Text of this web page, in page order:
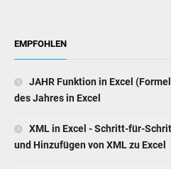
EMPFOHLEN
JAHR Funktion in Excel
des Jahres in Excel
XML in Excel - Schritt-für-
und Hinzufügen von XML zu Excel